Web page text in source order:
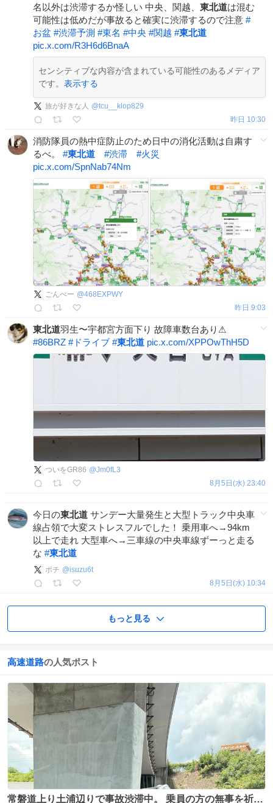
名以外は渋滞するか怪しい 中央、関越、 東北道は混む
可能性は低めだが事故ると確実に渋滞するので注意 #
お盆 #渋滞予測 #東名 #中央 #関越 #東北道
pic.x.com/R3H6d6BnaA
センシティブな内容が含まれている可能性のあるメディア
です。 表示する
旅が好きな人 @tcu__klop829
昨日 10:30
消防隊員の熱中症防止のため日中の消化活動は自粛す
るべ。 #東北道 #渋滞 #火災
pic.x.com/SpnNab74Nm
ごんべー @468EXPWY
昨日 9:03
東北道羽生〜宇都宮方面下り 故障車数台あり⚠
#86BRZ #ドライブ #東北道 pic.x.com/XPPOwThH5D
ついをGR86 @Jm0fL3
8月5日(水) 23:40
今日の東北道 サンデー大量発生と大型トラック中央車
線占領で大変ストレスフルでした！ 乗用車へ→94km
以上で走れ 大型車へ→三車線の中央車線ずーっと走る
な #東北道
ポチ @isuzu6t
8月5日(水) 10:34
もっと見る
高速道路の人気ポスト
常磐道上り土浦辺りで事故渋滞中。 乗員の方の無事を祈り